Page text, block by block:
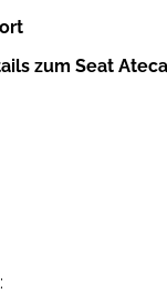
zum Seat